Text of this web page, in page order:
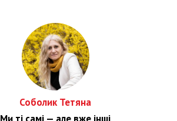
Соболик Тетяна